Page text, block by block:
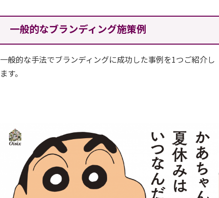
一般的なブランディング施策例
一般的な手法でブランディングに成功した事例を1つご紹介し
ます。